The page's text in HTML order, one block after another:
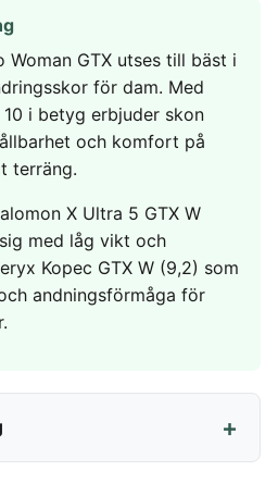
KONTOR
Ergonomisk
Kontorsstol
Ergonomisk
Höj och
sänkbart
skrivbord
KLIMAT
Luftkylare
Luftrenare
bluetooth
Wifi högtalare
Woman GTX utses till bäst i
för dam. Med
i betyg erbjuder skon
och komfort på
terräng.
X Ultra 5 GTX W
med låg vikt och
Kopec GTX W (9,2) som
andningsförmåga för